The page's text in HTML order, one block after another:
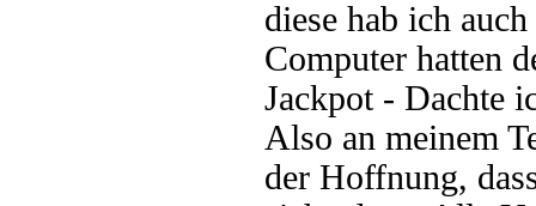
diese hab ich
Computer hatten
Jackpot - Dachte
Also an meinem
der Hoffnung,